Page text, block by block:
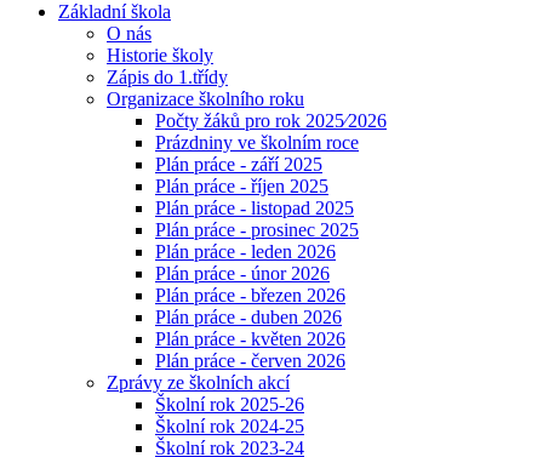
Základní škola
O nás
Historie školy
Zápis do 1.třídy
Organizace školního roku
Počty žáků pro rok 2025⁄2026
Prázdniny ve školním roce
Plán práce - září 2025
Plán práce - říjen 2025
Plán práce - listopad 2025
Plán práce - prosinec 2025
Plán práce - leden 2026
Plán práce - únor 2026
Plán práce - březen 2026
Plán práce - duben 2026
Plán práce - květen 2026
Plán práce - červen 2026
Zprávy ze školních akcí
Školní rok 2025-26
Školní rok 2024-25
Školní rok 2023-24